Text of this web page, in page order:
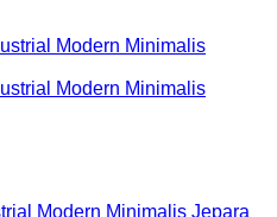
Modern Minimalis Jepara